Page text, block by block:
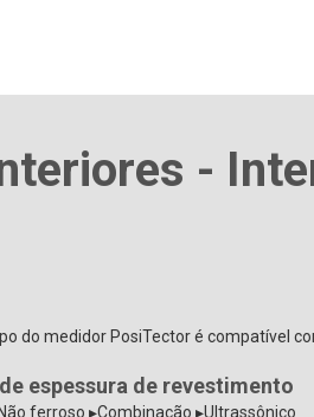
-
do medidor PosiTector é compatível
espessura de revestimento
ferroso ▸Combinação ▸Ultrassônico